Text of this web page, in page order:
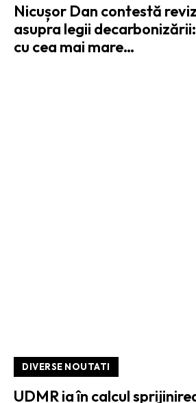
Nicușor Dan contestă
asupra legii
cu cea mai mare…
DIVERSE NOUTATI
UDMR ia în calcul